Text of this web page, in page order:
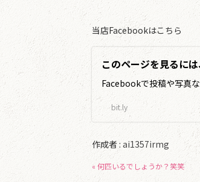
当店Facebookはこちら
このページを見るに
Facebookで投稿や写真
bit.ly
作成者 : ai1357irmg
« 何匹いるでしょうか？笑笑